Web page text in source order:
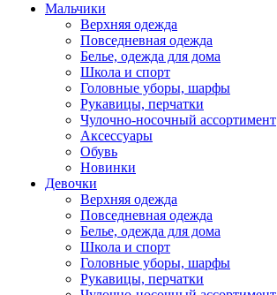
Мальчики
Верхняя одежда
Повседневная одежда
Белье, одежда для дома
Школа и спорт
Головные уборы, шарфы
Рукавицы, перчатки
Чулочно-носочный ассортимент
Аксессуары
Обувь
Новинки
Девочки
Верхняя одежда
Повседневная одежда
Белье, одежда для дома
Школа и спорт
Головные уборы, шарфы
Рукавицы, перчатки